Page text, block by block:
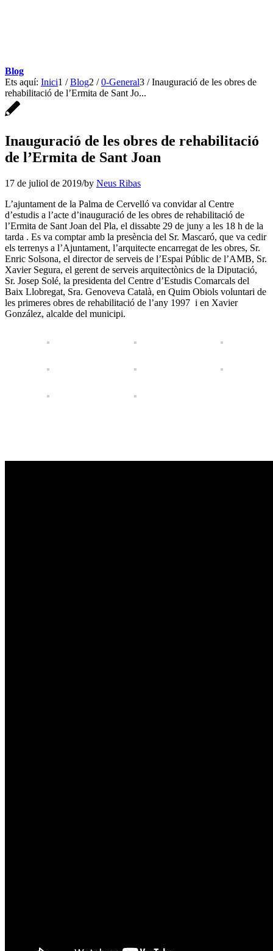
Blog
Ets aquí: Inici1 / Blog2 / 0-General3 / Inauguració de les obres de
rehabilitació de l’Ermita de Sant Jo...
Inauguració de les obres de rehabilitació
de l’Ermita de Sant Joan
17 de juliol de 2019/by Neus Ribas
L’ajuntament de la Palma de Cervelló va convidar al Centre
d’estudis a l’acte d’inauguració de les obres de rehabilitació de
l’Ermita de Sant Joan del Pla, el dissabte 29 de juny a les 18 h de la
tarda . Es va comptar amb la presència del Sr. Mascaró, que va cedir
els terrenys a l’Ajuntament, l’arquitecte encarregat de les obres, Sr.
Enric Solsona, el director de serveis de l’Espai Públic de l’AMB, Sr.
Xavier Segura, el gerent de serveis arquitectònics de la Diputació,
Sr. Josep Solé, la presidenta del Centre d’Estudis Comarcals del
Baix Llobregat, Sra. Genoveva Català, en Quim Obiols voluntari de
les primeres obres de rehabilitació de l’any 1997 i en Xavier
González, alcalde del municipi.